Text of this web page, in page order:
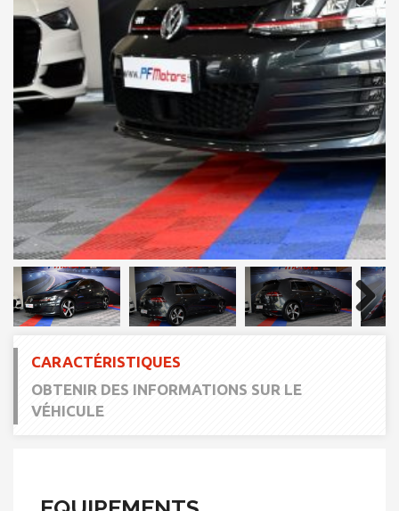
Next
Next
CARACTÉRISTIQUES
OBTENIR DES INFORMATIONS SUR LE
VÉHICULE